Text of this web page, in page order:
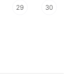
29 30